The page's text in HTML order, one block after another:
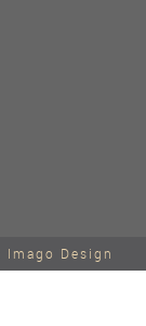
Imago Design